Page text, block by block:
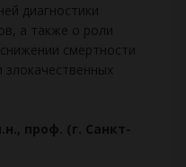
диагностики
а также о роли
смертности
злокачественных
проф. (г. Санкт-